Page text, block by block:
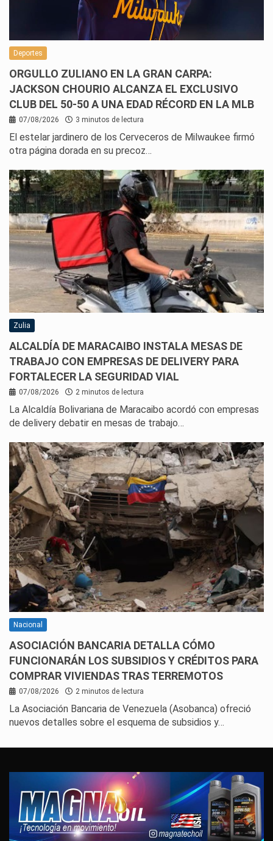
Deportes
ORGULLO ZULIANO EN LA GRAN CARPA:
JACKSON CHOURIO ALCANZA EL EXCLUSIVO
CLUB DEL 50-50 A UNA EDAD RÉCORD EN LA MLB
07/08/2026 3 minutos de lectura
El estelar jardinero de los Cerveceros de Milwaukee firmó
otra página dorada en su precoz…
Zulia
ALCALDÍA DE MARACAIBO INSTALA MESAS DE
TRABAJO CON EMPRESAS DE DELIVERY PARA
FORTALECER LA SEGURIDAD VIAL
07/08/2026 2 minutos de lectura
La Alcaldía Bolivariana de Maracaibo acordó con empresas
de delivery debatir en mesas de trabajo…
Nacional
ASOCIACIÓN BANCARIA DETALLA CÓMO
FUNCIONARÁN LOS SUBSIDIOS Y CRÉDITOS PARA
COMPRAR VIVIENDAS TRAS TERREMOTOS
07/08/2026 2 minutos de lectura
La Asociación Bancaria de Venezuela (Asobanca) ofreció
nuevos detalles sobre el esquema de subsidios y…